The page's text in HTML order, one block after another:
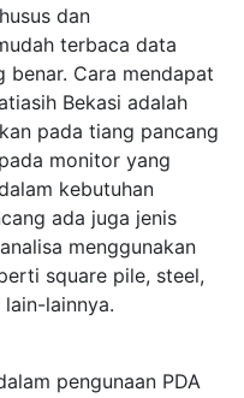
dan
terbaca data
benar. Cara mendapat
Bekasi adalah
pada tiang pancang
monitor yang
kebutuhan
ada juga jenis
menggunakan
square pile, steel,
lainnya.
pengunaan PDA